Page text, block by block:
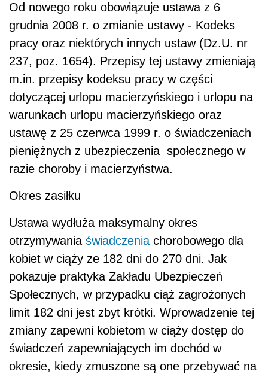
Od nowego roku obowiązuje ustawa z 6
grudnia 2008 r. o zmianie ustawy - Kodeks
pracy oraz niektórych innych ustaw (Dz.U. nr
237, poz. 1654). Przepisy tej ustawy zmieniają
m.in. przepisy kodeksu pracy w części
dotyczącej urlopu macierzyńskiego i urlopu na
warunkach urlopu macierzyńskiego oraz
ustawę z 25 czerwca 1999 r. o świadczeniach
pieniężnych z ubezpieczenia społecznego w
razie choroby i macierzyństwa.
Okres zasiłku
Ustawa wydłuża maksymalny okres
otrzymywania świadczenia chorobowego dla
kobiet w ciąży ze 182 dni do 270 dni. Jak
pokazuje praktyka Zakładu Ubezpieczeń
Społecznych, w przypadku ciąż zagrożonych
limit 182 dni jest zbyt krótki. Wprowadzenie tej
zmiany zapewni kobietom w ciąży dostęp do
świadczeń zapewniających im dochód w
okresie, kiedy zmuszone są one przebywać na